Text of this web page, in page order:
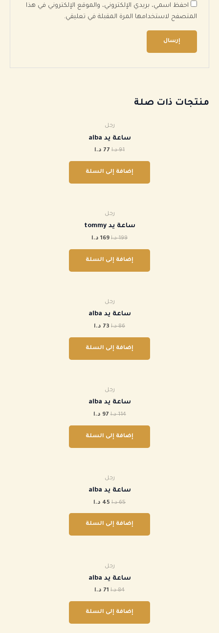
احفظ اسمي، بريدي الإلكتروني، والموقع الإلكتروني في هذا
المتصفح لاستخدامها المرة المقبلة في تعليقي.
منتجات ذات صلة
رجل
ساعة يد alba
91 د.ا 77 د.ا
إضافة إلى السلة
رجل
ساعة يد tommy
199 د.ا 169 د.ا
إضافة إلى السلة
رجل
ساعة يد alba
86 د.ا 73 د.ا
إضافة إلى السلة
رجل
ساعة يد alba
114 د.ا 97 د.ا
إضافة إلى السلة
رجل
ساعة يد alba
65 د.ا 45 د.ا
إضافة إلى السلة
رجل
ساعة يد alba
84 د.ا 71 د.ا
إضافة إلى السلة